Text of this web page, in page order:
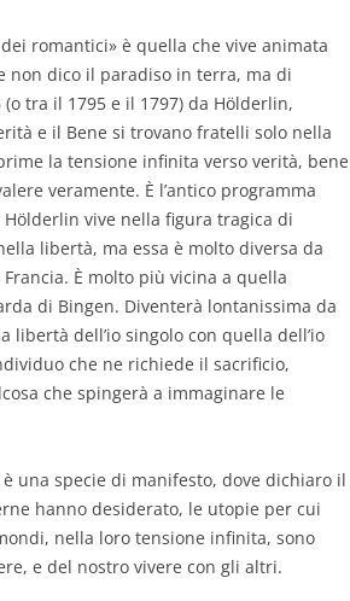
romantici» è quella che vive animata
non dico il paradiso in terra, ma di
tra il 1795 e il 1797) da Hölderlin,
e il Bene si trovano fratelli solo nella
la tensione infinita verso verità, bene
veramente. È l’antico programma
vive nella figura tragica di
libertà, ma essa è molto diversa da
È molto più vicina a quella
di Bingen. Diventerà lontanissima da
libertà dell’io singolo con quella dell’io
che ne richiede il sacrificio,
che spingerà a immaginare le
una specie di manifesto, dove dichiaro il
hanno desiderato, le utopie per cui
nella loro tensione infinita, sono
e del nostro vivere con gli altri.